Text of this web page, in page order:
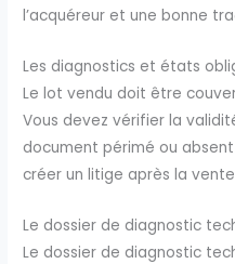
l’acquéreur et une bonne
Les diagnostics et états
Le lot vendu doit être
Vous devez vérifier la
document périmé ou
créer un litige après la
Le dossier de diagnostic
Le dossier de diagnostic